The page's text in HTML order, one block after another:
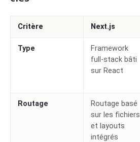
Critère Next.js
Type
Framework
full-stack bâti
sur React
Routage
Routage basé
sur les fichiers
et layouts
intégrés